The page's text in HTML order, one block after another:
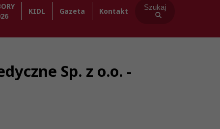
KIDL Gazeta Kontakt Szukaj
Sp. z o.o. -